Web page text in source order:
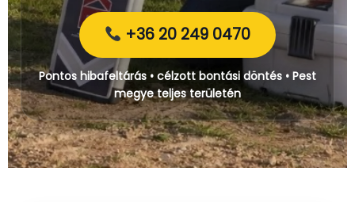
+36 20 249 0470
Pontos hibafeltárás • célzott bontási döntés • Pest
megye teljes területén